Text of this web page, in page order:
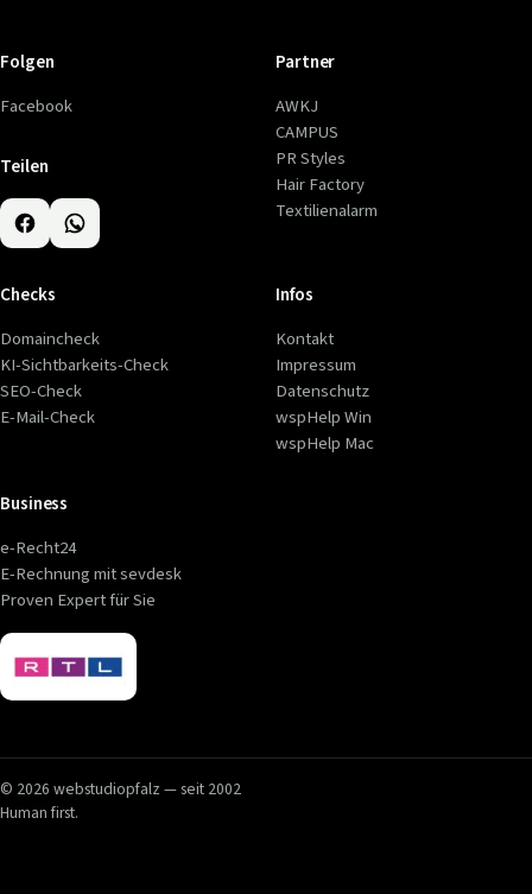
Folgen
Facebook
Teilen
Partner
AWKJ
CAMPUS
PR Styles
Hair Factory
Textilienalarm
Checks
Domaincheck
KI-Sichtbarkeits-Check
SEO-Check
E-Mail-Check
Infos
Kontakt
Impressum
Datenschutz
wspHelp Win
wspHelp Mac
Business
e-Recht24
E-Rechnung mit sevdesk
Proven Expert für Sie
© 2026 webstudiopfalz — seit 2002
Human first.